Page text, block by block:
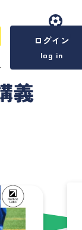
ログイン
log in
menu